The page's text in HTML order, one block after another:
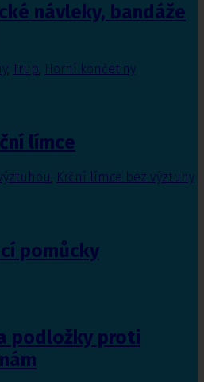
návleky, bandáže
, Trup, Horní končetiny
límce
Krční límce bez výztuhy
pomůcky
podložky proti